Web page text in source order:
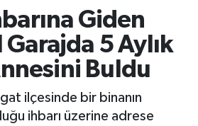
Giden
Garajda 5 Aylık
Buldu
ilçesinde bir binanın
ihbarı üzerine adrese
Haritası
Durumu ve Fikstür